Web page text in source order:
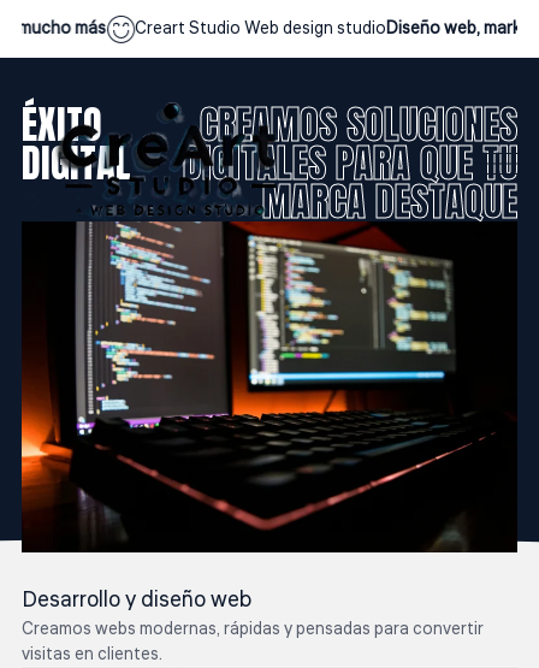
más Creart Studio Web design studioDiseño web, marketing &
ÉXITO
DIGITAL
CREAMOS SOLUCIONES
DIGITALES PARA QUE TU
MARCA DESTAQUE
Desarrollo y diseño web
Creamos webs modernas, rápidas y pensadas para convertir
visitas en clientes.